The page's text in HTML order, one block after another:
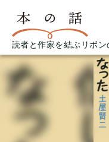
読者と作家を結ぶリボ